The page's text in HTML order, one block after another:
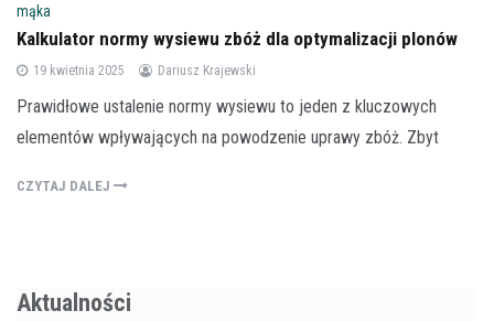
mąka
Kalkulator normy wysiewu zbóż dla optymalizacji plonów
19 kwietnia 2025 Dariusz Krajewski
Prawidłowe ustalenie normy wysiewu to jeden z kluczowych
elementów wpływających na powodzenie uprawy zbóż. Zbyt
CZYTAJ DALEJ
Aktualności